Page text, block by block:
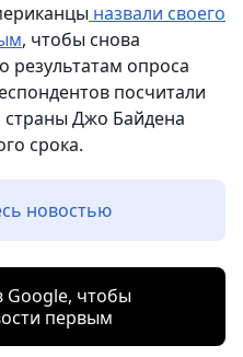
назвали своего
, чтобы снова
результатам опроса
посчитали
Джо Байдена
срока.
новостью
Google, чтобы
первым